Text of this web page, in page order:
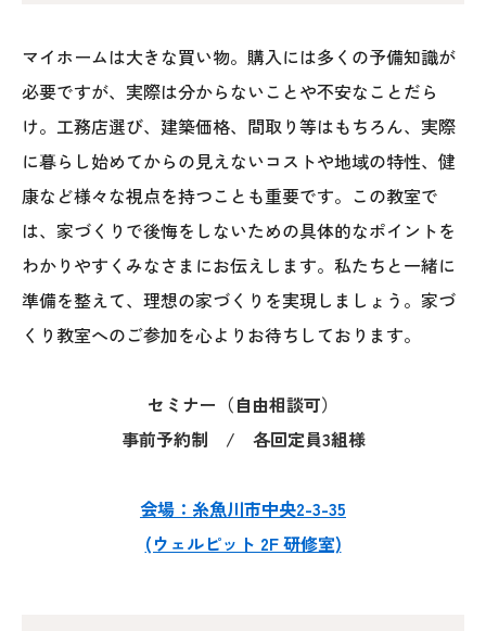
住まいのなんでも相談
土地･空き家 不動産相談
資料請求
お問い合わせ
本社
マイホームは大きな買い物。購入には多くの予備知識が
必要ですが、実際は分からないことや不安なことだら
け。工務店選び、建築価格、間取り等はもちろん、実際
に暮らし始めてからの見えないコストや地域の特性、健
康など様々な視点を持つことも重要です。この教室で
は、家づくりで後悔をしないための具体的なポイントを
わかりやすくみなさまにお伝えします。私たちと一緒に
準備を整えて、理想の家づくりを実現しましょう。家づ
くり教室へのご参加を心よりお待ちしております。
セミナー（自由相談可）
事前予約制 / 各回定員3組様
会場：糸魚川市中央2-3-35
(ウェルピット 2F 研修室)